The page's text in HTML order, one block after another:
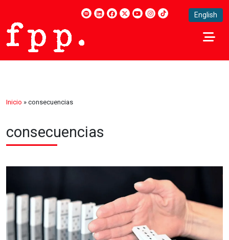
English
Inicio » consecuencias
consecuencias